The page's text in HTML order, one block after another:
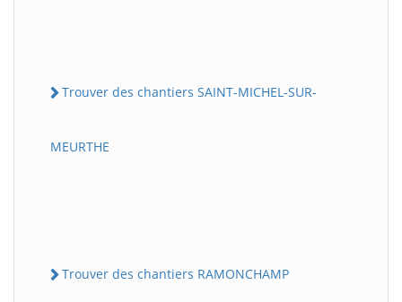
Trouver des chantiers SAINT-MICHEL-SUR-
MEURTHE
Trouver des chantiers RAMONCHAMP